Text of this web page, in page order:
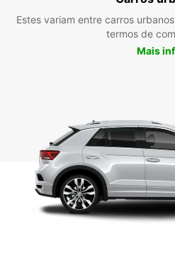
Estes variam entre carros
termos de
Mais